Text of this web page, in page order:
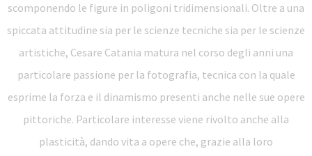
scomponendo le figure in poligoni tridimensionali. Oltre a una
spiccata attitudine sia per le scienze tecniche sia per le scienze
artistiche, Cesare Catania matura nel corso degli anni una
particolare passione per la fotografia, tecnica con la quale
esprime la forza e il dinamismo presenti anche nelle sue opere
pittoriche. Particolare interesse viene rivolto anche alla
plasticità, dando vita a opere che, grazie alla loro